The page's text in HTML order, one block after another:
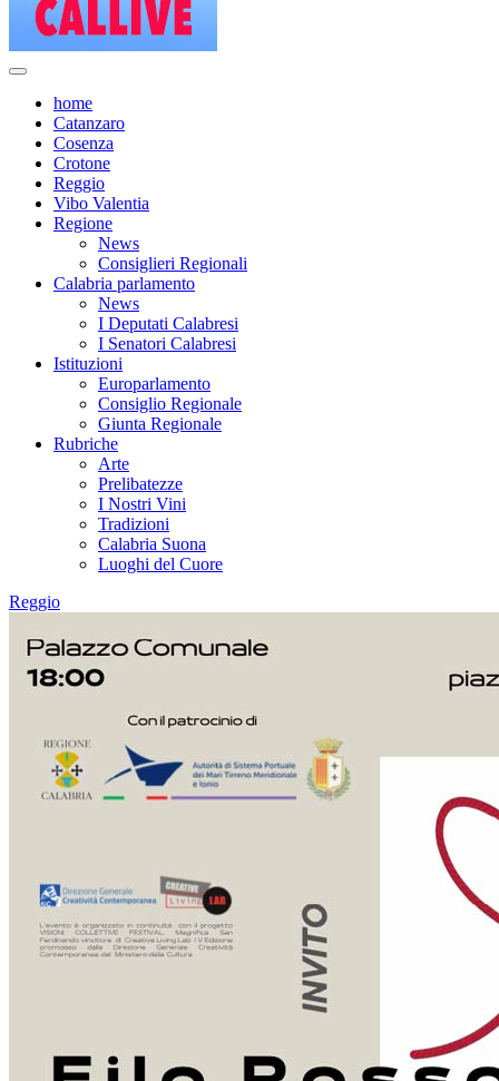
home
Catanzaro
Cosenza
Crotone
Reggio
Vibo Valentia
Regione
News
Consiglieri Regionali
Calabria parlamento
News
I Deputati Calabresi
I Senatori Calabresi
Istituzioni
Europarlamento
Consiglio Regionale
Giunta Regionale
Rubriche
Arte
Prelibatezze
I Nostri Vini
Tradizioni
Calabria Suona
Luoghi del Cuore
Reggio